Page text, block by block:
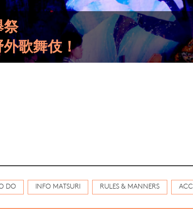
祭
歌舞伎！
DO INFO MATSURI RULES & MANNERS